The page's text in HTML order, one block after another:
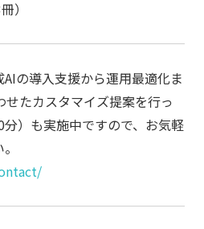
）
の導入支援から運用最適化ま
せたカスタマイズ提案を行っ
）も実施中ですので、お気軽